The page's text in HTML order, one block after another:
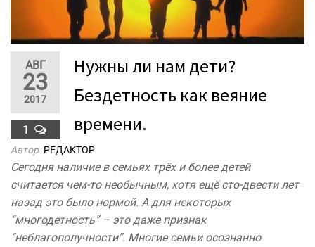
АВГ
23
2017
1
Нужны ли нам дети?
Бездетность как веяние
времени.
Автор РЕДАКТОР
Сегодня наличие в семьях трёх и более детей
считается чем-то необычным, хотя ещё сто-двести лет
назад это было нормой. А для некоторых
“многодетность” – это даже признак
“неблагополучности”. Многие семьи осознанно